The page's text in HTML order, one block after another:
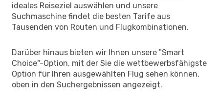
ideales Reiseziel auswählen und unsere
Suchmaschine findet die besten Tarife aus
Tausenden von Routen und Flugkombinationen.
Darüber hinaus bieten wir Ihnen unsere "Smart
Choice"-Option, mit der Sie die wettbewerbsfähigste
Option für Ihren ausgewählten Flug sehen können,
oben in den Suchergebnissen angezeigt.